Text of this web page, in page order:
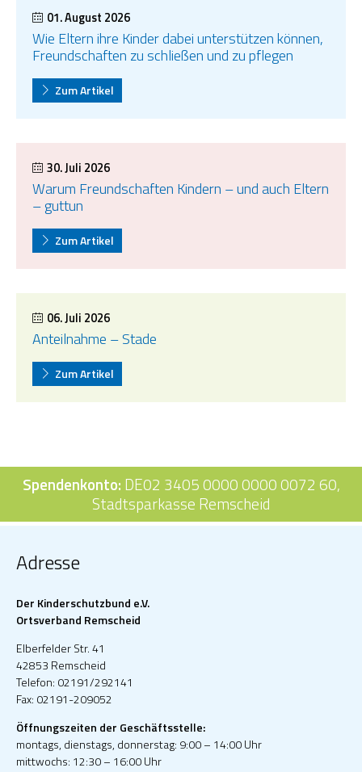
01. August 2026
Wie Eltern ihre Kinder dabei unterstützen können,
Freundschaften zu schließen und zu pflegen
Zum Artikel
30. Juli 2026
Warum Freundschaften Kindern – und auch Eltern
– guttun
Zum Artikel
06. Juli 2026
Anteilnahme – Stade
Zum Artikel
Spendenkonto: DE02 3405 0000 0000 0072 60,
Stadtsparkasse Remscheid
Adresse
Der Kinderschutzbund e.V.
Ortsverband Remscheid
Elberfelder Str. 41
42853 Remscheid
Telefon: 02191/292141
Fax: 02191-209052
Öffnungszeiten der Geschäftsstelle:
montags, dienstags, donnerstag: 9:00 – 14:00 Uhr
mittwochs: 12:30 – 16:00 Uhr